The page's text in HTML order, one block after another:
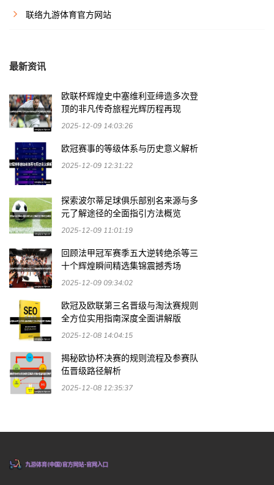
联络九游体育官方网站
最新资讯
欧联杯辉煌史中塞维利亚缔造多次登
顶的非凡传奇旅程光辉历程再现
2025-12-09 14:03:26
欧冠赛事的等级体系与历史意义解析
2025-12-09 12:31:22
探索波尔蒂足球俱乐部别名来源与多
元了解途径的全面指引方法概览
2025-12-09 11:01:19
回顾法甲冠军赛季五大逆转绝杀等三
十个辉煌瞬间精选集锦震撼秀场
2025-12-09 09:34:02
欧冠及欧联第三名晋级与淘汰赛规则
全方位实用指南深度全面讲解版
2025-12-08 14:04:15
揭秘欧协杯决赛的规则流程及参赛队
伍晋级路径解析
2025-12-08 12:35:37